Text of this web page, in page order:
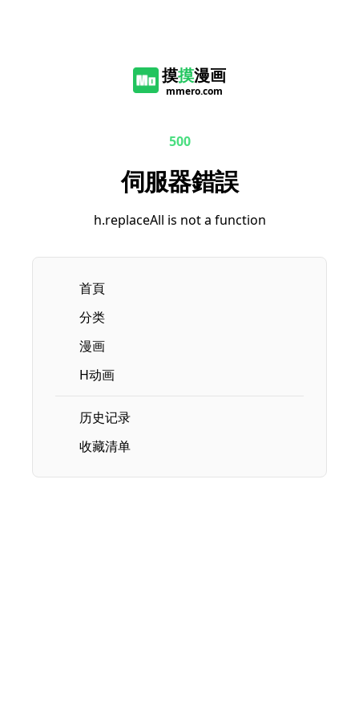
摸摸漫画
mmero.com
500
伺服器錯誤
h.replaceAll is not a function
首頁
分类
漫画
H动画
历史记录
收藏清单